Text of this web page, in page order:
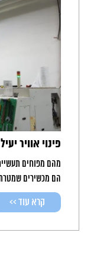
פינוי אוויר
מהם מפוחים
הם מכשירים
קרא עוד >>